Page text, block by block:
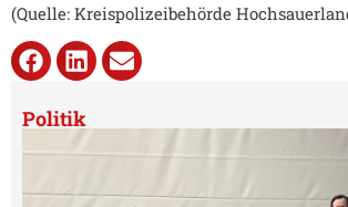
(Quelle: Kreispolizeibehörde
Politik